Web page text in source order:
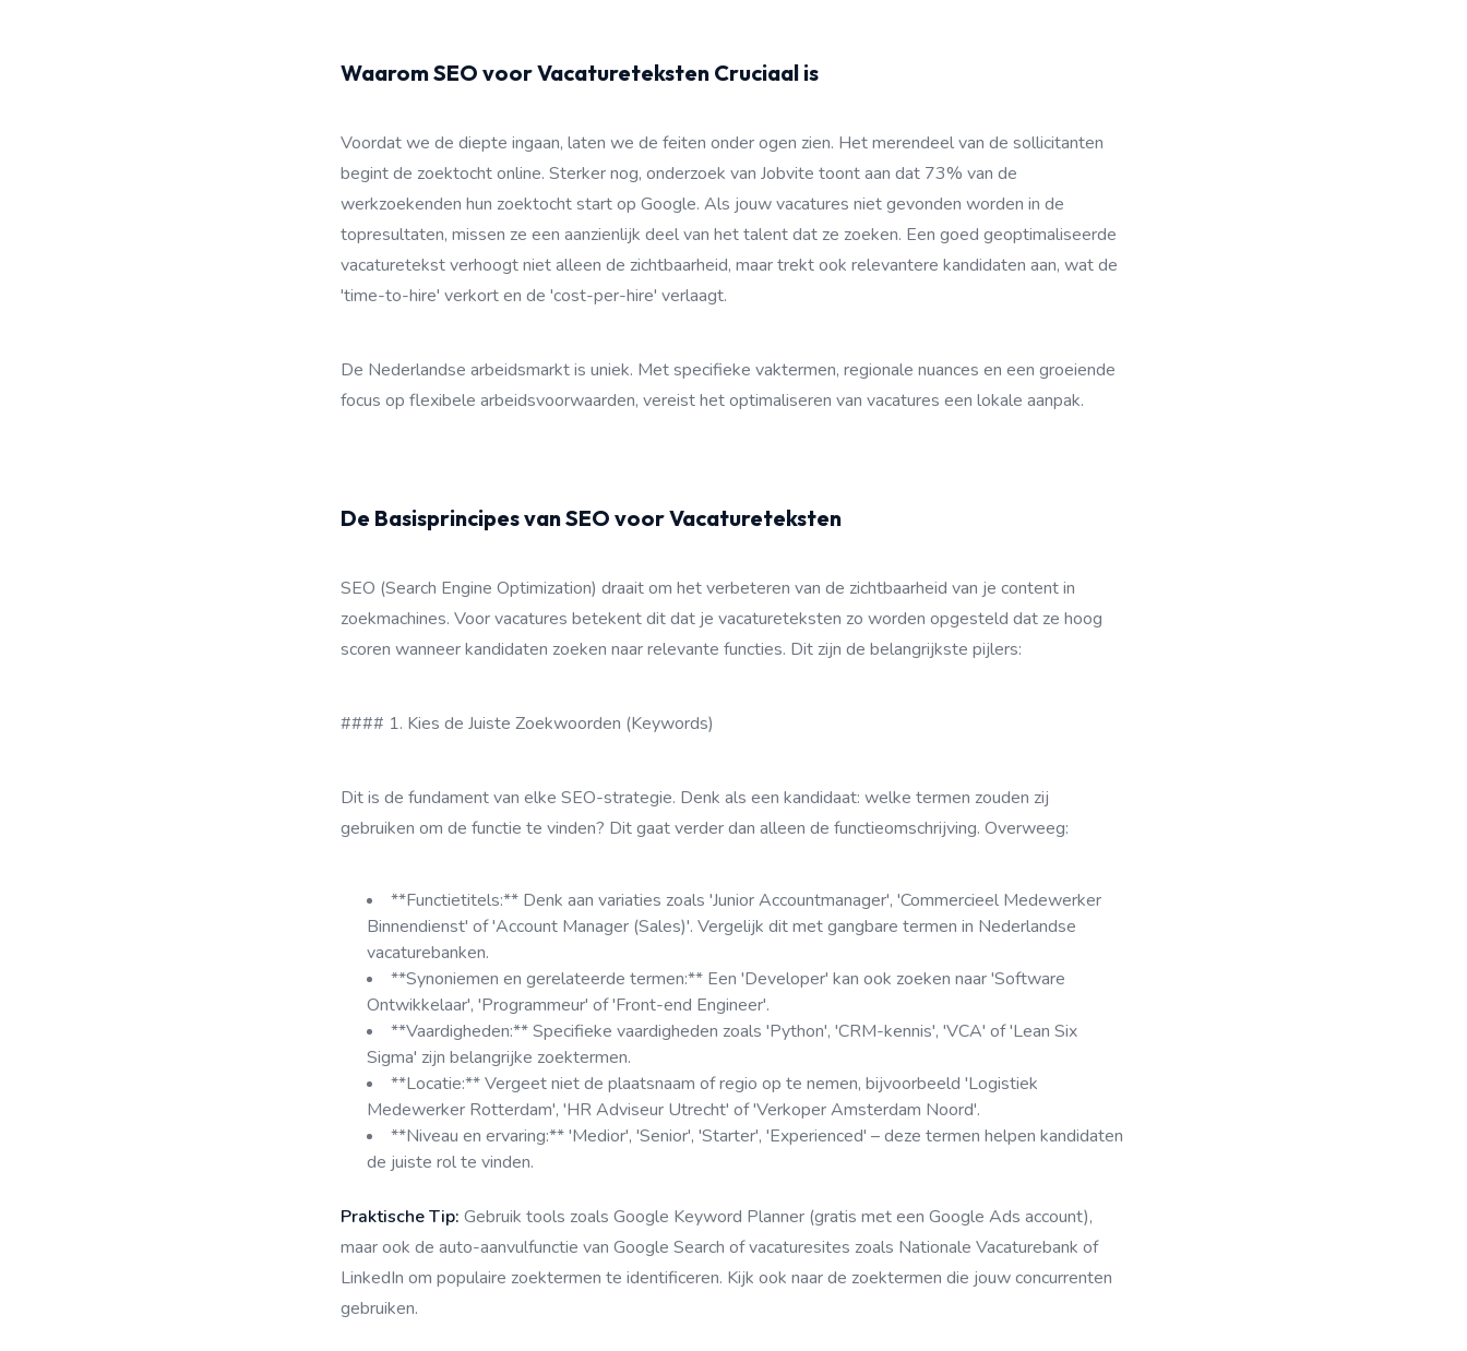
Waarom SEO voor Vacatureteksten Cruciaal is
Voordat we de diepte ingaan, laten we de feiten onder ogen zien. Het merendeel van de sollicitanten
begint de zoektocht online. Sterker nog, onderzoek van Jobvite toont aan dat 73% van de
werkzoekenden hun zoektocht start op Google. Als jouw vacatures niet gevonden worden in de
topresultaten, missen ze een aanzienlijk deel van het talent dat ze zoeken. Een goed geoptimaliseerde
vacaturetekst verhoogt niet alleen de zichtbaarheid, maar trekt ook relevantere kandidaten aan, wat de
'time-to-hire' verkort en de 'cost-per-hire' verlaagt.
De Nederlandse arbeidsmarkt is uniek. Met specifieke vaktermen, regionale nuances en een groeiende
focus op flexibele arbeidsvoorwaarden, vereist het optimaliseren van vacatures een lokale aanpak.
De Basisprincipes van SEO voor Vacatureteksten
SEO (Search Engine Optimization) draait om het verbeteren van de zichtbaarheid van je content in
zoekmachines. Voor vacatures betekent dit dat je vacatureteksten zo worden opgesteld dat ze hoog
scoren wanneer kandidaten zoeken naar relevante functies. Dit zijn de belangrijkste pijlers:
#### 1. Kies de Juiste Zoekwoorden (Keywords)
Dit is de fundament van elke SEO-strategie. Denk als een kandidaat: welke termen zouden zij
gebruiken om de functie te vinden? Dit gaat verder dan alleen de functieomschrijving. Overweeg:
**Functietitels:** Denk aan variaties zoals 'Junior Accountmanager', 'Commercieel Medewerker
Binnendienst' of 'Account Manager (Sales)'. Vergelijk dit met gangbare termen in Nederlandse
vacaturebanken.
**Synoniemen en gerelateerde termen:** Een 'Developer' kan ook zoeken naar 'Software
Ontwikkelaar', 'Programmeur' of 'Front-end Engineer'.
**Vaardigheden:** Specifieke vaardigheden zoals 'Python', 'CRM-kennis', 'VCA' of 'Lean Six
Sigma' zijn belangrijke zoektermen.
**Locatie:** Vergeet niet de plaatsnaam of regio op te nemen, bijvoorbeeld 'Logistiek
Medewerker Rotterdam', 'HR Adviseur Utrecht' of 'Verkoper Amsterdam Noord'.
**Niveau en ervaring:** 'Medior', 'Senior', 'Starter', 'Experienced' – deze termen helpen kandidaten
de juiste rol te vinden.
Praktische Tip: Gebruik tools zoals Google Keyword Planner (gratis met een Google Ads account),
maar ook de auto-aanvulfunctie van Google Search of vacaturesites zoals Nationale Vacaturebank of
LinkedIn om populaire zoektermen te identificeren. Kijk ook naar de zoektermen die jouw concurrenten
gebruiken.